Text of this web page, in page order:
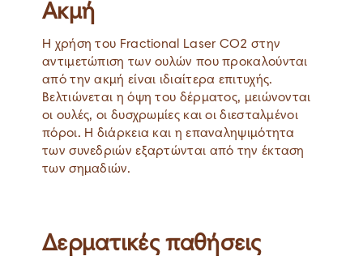
Ακμή
Η χρήση του Fractional Laser CO2 στην
αντιμετώπιση των ουλών που προκαλούνται
από την ακμή είναι ιδιαίτερα επιτυχής.
Βελτιώνεται η όψη του δέρματος, μειώνονται
οι ουλές, οι δυσχρωμίες και οι διεσταλμένοι
πόροι. Η διάρκεια και η επαναληψιμότητα
των συνεδριών εξαρτώνται από την έκταση
των σημαδιών.
Δερματικές παθήσεις